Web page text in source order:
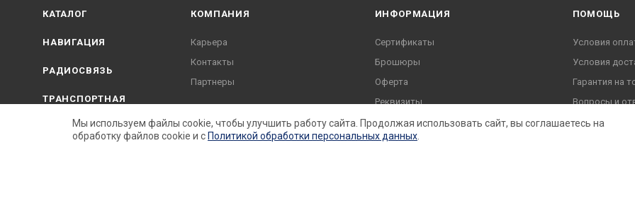
КАТАЛОГ
НАВИГАЦИЯ
РАДИОСВЯЗЬ
ТРАНСПОРТНАЯ
КОМПАНИЯ
Карьера
Контакты
Партнеры
ИНФОРМАЦИЯ
Сертификаты
Брошюры
Оферта
Реквизиты
Согласие на обработку
Политика конфиденциальности
ПОМОЩЬ
Условия
Условия
Гарантия на
Вопросы и
Мы используем файлы cookie, чтобы улучшить работу сайта. Продолжая использовать сайт, вы соглашаетесь на
обработку файлов cookie и c Политикой обработки персональных данных